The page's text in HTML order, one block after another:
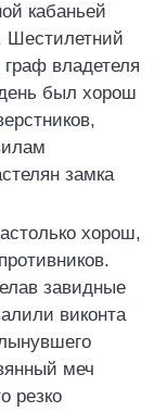
кабаньей
Шестилетний
владетеля
был хорош
замка
хорош,
завидные
виконта
меч
резко